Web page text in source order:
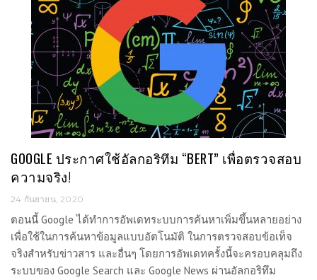
GOOGLE ประกาศใช้อัลกอริทึม “BERT” เพื่อตรวจสอบ
ความจริง!
24 กันยายน, 2020
ตอนนี้ Google ได้ทำการอัพเดทระบบการค้นหาเพิ่มขึ้นหลายอย่าง
เพื่อใช้ในการค้นหาข้อมูลแบบอัตโนมัติ ในการตรวจสอบข้อเท็จ
จริงสำหรับข่าวสาร และอื่นๆ โดยการอัพเดทครั้งนี้จะครอบคลุมถึง
ระบบของ Google Search และ Google News ผ่านอัลกอริทึม